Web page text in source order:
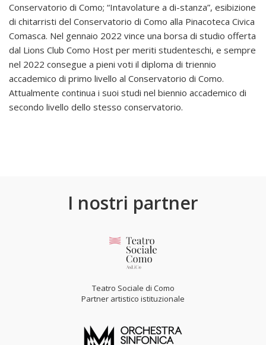
Conservatorio di Como; “Intavolature a di-stanza”, esibizione
di chitarristi del Conservatorio di Como alla Pinacoteca Civica
Comasca. Nel gennaio 2022 vince una borsa di studio offerta
dal Lions Club Como Host per meriti studenteschi, e sempre
nel 2022 consegue a pieni voti il diploma di triennio
accademico di primo livello al Conservatorio di Como.
Attualmente continua i suoi studi nel biennio accademico di
secondo livello dello stesso conservatorio.
I nostri partner
Teatro Sociale di Como
Partner artistico istituzionale